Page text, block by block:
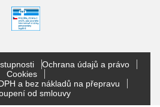
Ochrana údajů a právo
Cookies
a bez nákladů na přepravu
od smlouvy